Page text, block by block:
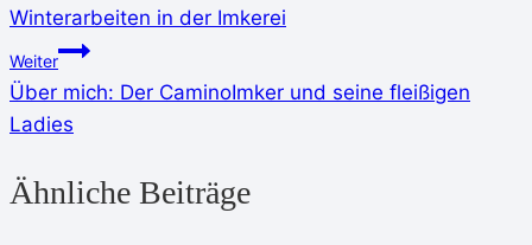
Winterarbeiten in der Imkerei
Weiter
Über mich: Der CaminoImker und seine fleißigen
Ladies
Ähnliche Beiträge